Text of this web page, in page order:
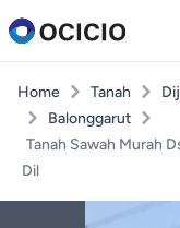
Home Tanah
Balonggarut
Tanah Sawah Murah
Dil